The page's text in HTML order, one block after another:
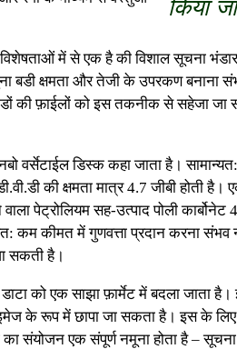
किया
में से एक है की विशाल सूचना
बडी क्षमता और तेजी के उपरकण बनाना
की फ़ाईलों को इस तकनीक से सहेजा जा
वर्सेटाईल डिस्क कहा जाता है।
की क्षमता मात्र 4.7 जीबी होती
पेट्रोलियम सह-उत्पाद पोली
कम कीमत में गुणवत्ता प्रदान करना
सकती है।
को एक साझा फ़ार्मेट में बदला जाता है।
इमेज के रूप में छापा जा सकता है। इस के
संयोजन एक संपूर्ण नमूना होता है –